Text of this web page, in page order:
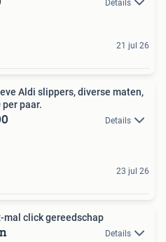
Details
21 jul 26
Aldi slippers, diverse maten,
per paar.
Details
23 jul 26
mal click gereedschap
Details